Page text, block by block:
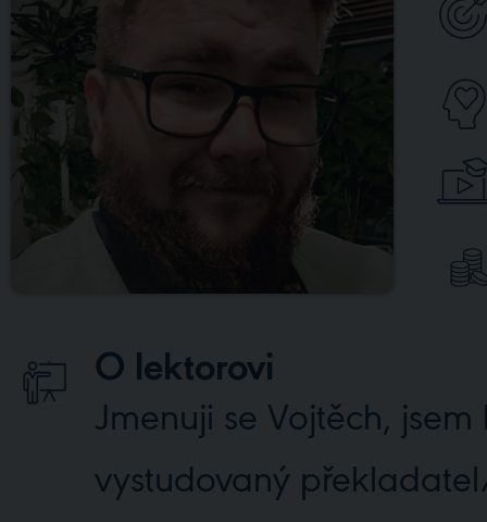
O lektorovi
Jmenuji se Vojtěch,
vystudovaný